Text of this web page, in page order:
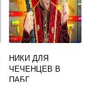
НИКИ ДЛЯ
ЧЕЧЕНЦЕВ В
ПАБГ